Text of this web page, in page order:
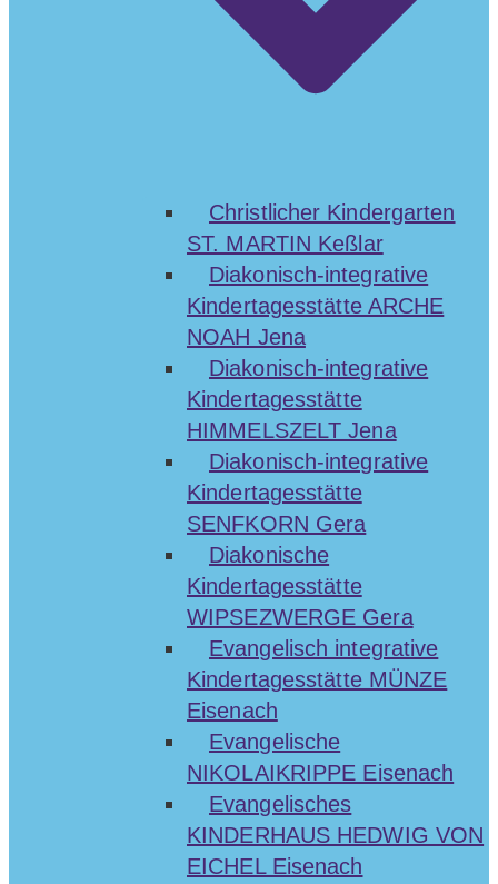
Christlicher Kindergarten
ST. MARTIN Keßlar
Diakonisch-integrative
Kindertagesstätte ARCHE
NOAH Jena
Diakonisch-integrative
Kindertagesstätte
HIMMELSZELT Jena
Diakonisch-integrative
Kindertagesstätte
SENFKORN Gera
Diakonische
Kindertagesstätte
WIPSEZWERGE Gera
Evangelisch integrative
Kindertagesstätte MÜNZE
Eisenach
Evangelische
NIKOLAIKRIPPE Eisenach
Evangelisches
KINDERHAUS HEDWIG VON
EICHEL Eisenach